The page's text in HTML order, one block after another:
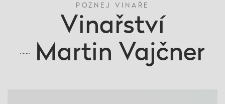
POZNEJ VINAŘE
Vinařství
Martin Vajčner